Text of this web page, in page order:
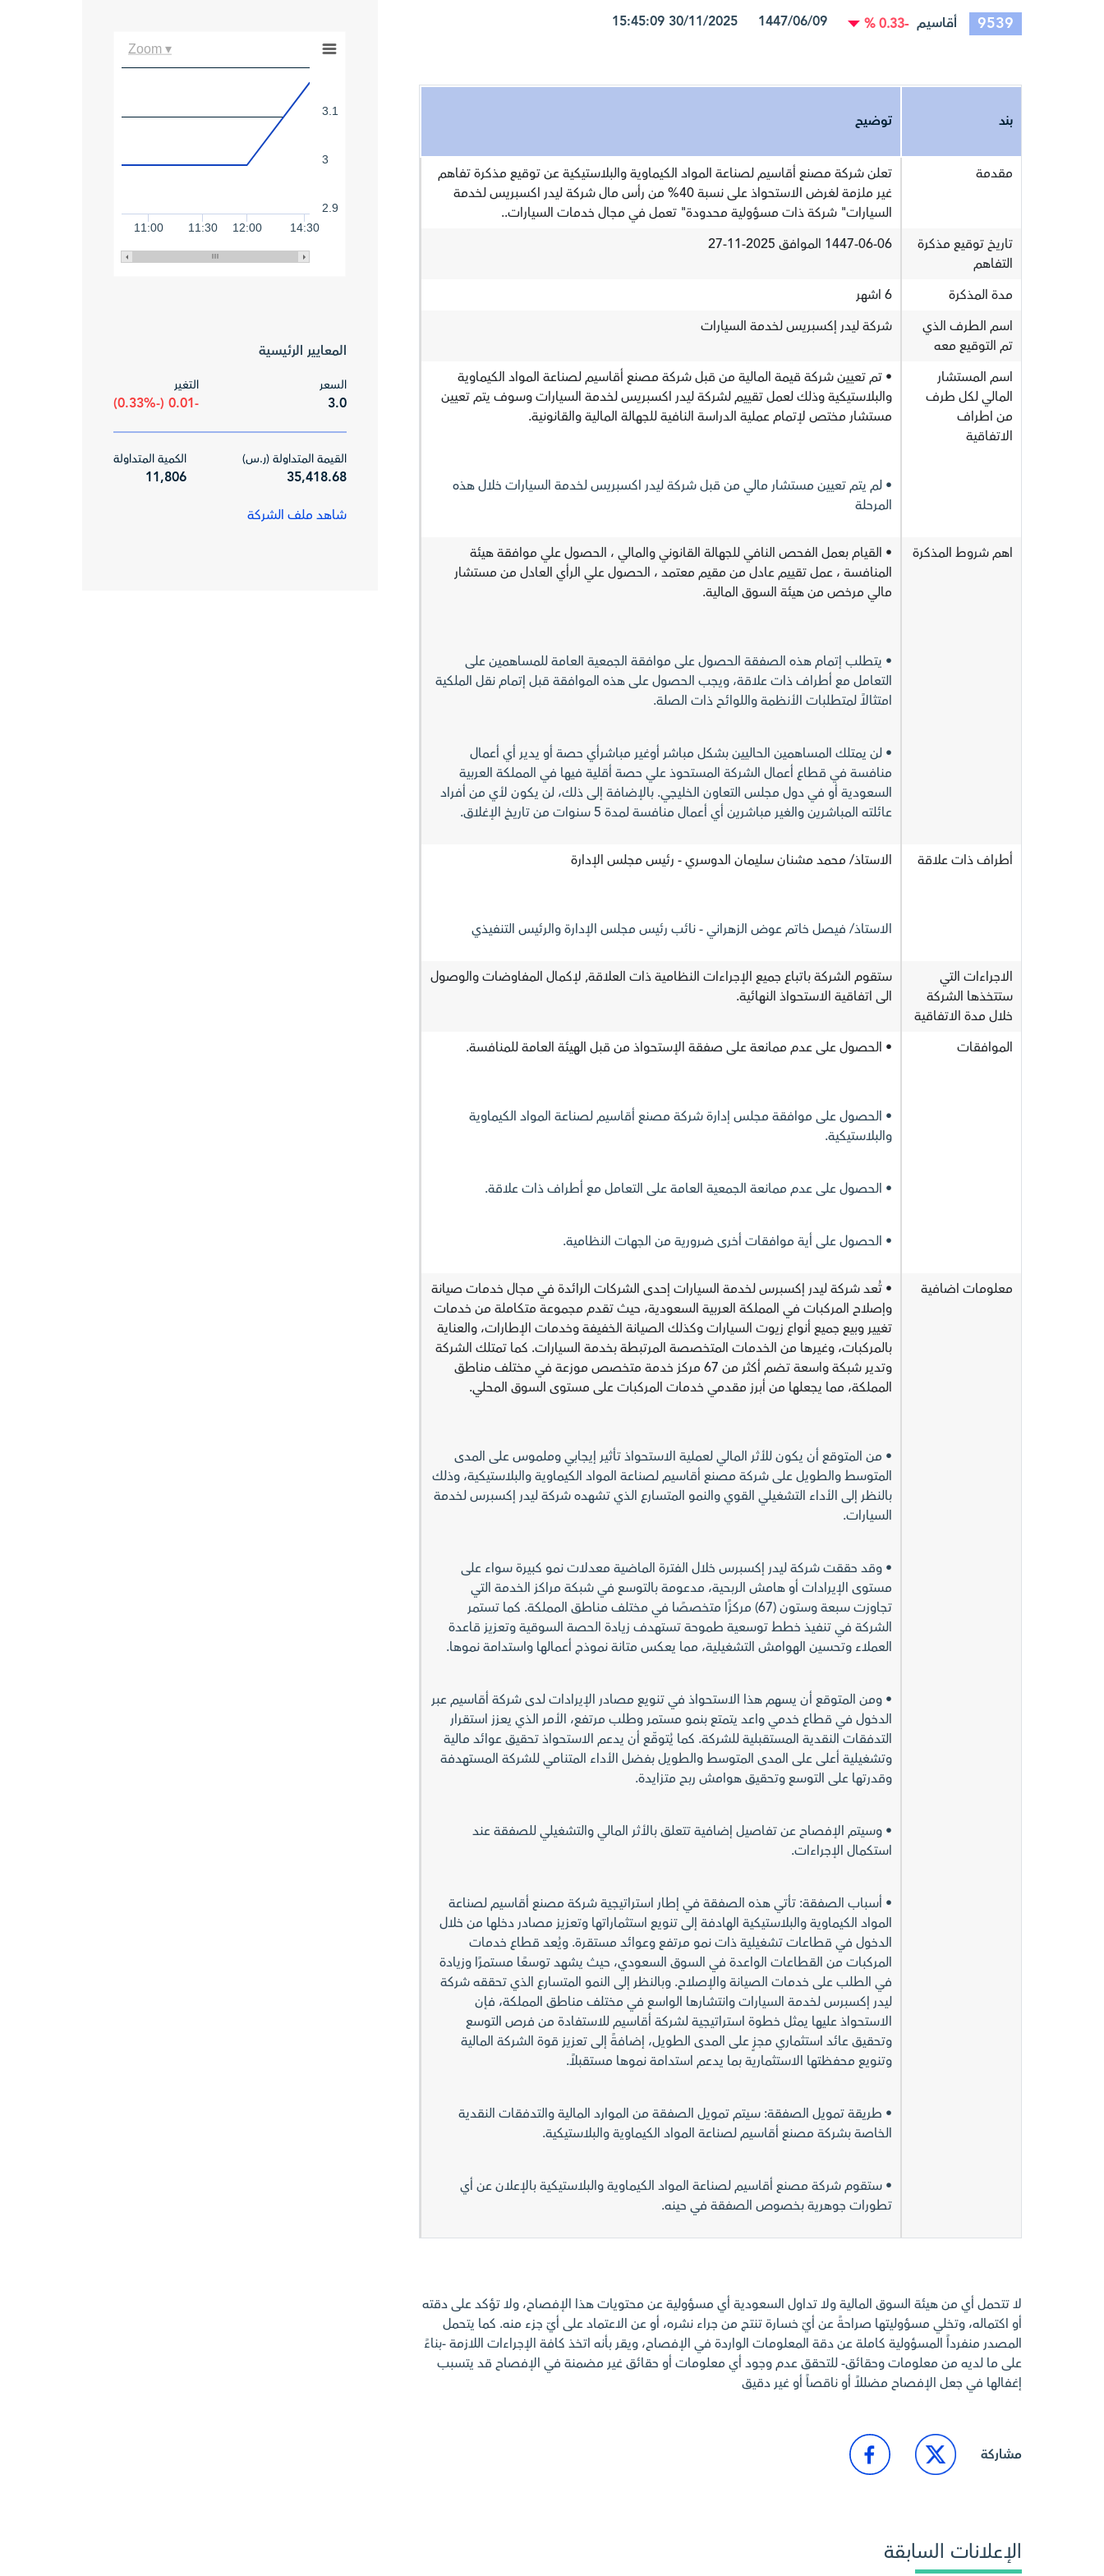
9539 أقاسيم -0.33 %
1447/06/09 30/11/2025 15:45:09
بند توضيح
مقدمة
تعلن شركة مصنع أقاسيم لصناعة المواد الكيماوية والبلاستيكية عن توقيع مذكرة تفاهم
غير ملزمة لغرض الاستحواذ على نسبة 40% من رأس مال شركة ليدر اكسبريس لخدمة
السيارات" شركة ذات مسؤولية محدودة" تعمل في مجال خدمات السيارات..
تاريخ توقيع مذكرة
التفاهم
1447-06-06 الموافق 2025-11-27
مدة المذكرة
6 اشهر
اسم الطرف الذي
تم التوقيع معه
شركة ليدر إكسبريس لخدمة السيارات
اسم المستشار
المالي لكل طرف
من اطراف
الاتفاقية
• تم تعيين شركة قيمة المالية من قبل شركة مصنع أقاسيم لصناعة المواد الكيماوية
والبلاستيكية وذلك لعمل تقييم لشركة ليدر اكسبريس لخدمة السيارات وسوف يتم تعيين
مستشار مختص لإتمام عملية الدراسة النافية للجهالة المالية والقانونية.
• لم يتم تعيين مستشار مالي من قبل شركة ليدر اكسبريس لخدمة السيارات خلال هذه
المرحلة
اهم شروط المذكرة
• القيام بعمل الفحص النافي للجهالة القانوني والمالي ، الحصول علي موافقة هيئة
المنافسة ، عمل تقييم عادل من مقيم معتمد ، الحصول علي الرأي العادل من مستشار
مالي مرخص من هيئة السوق المالية.
• يتطلب إتمام هذه الصفقة الحصول على موافقة الجمعية العامة للمساهمين على
التعامل مع أطراف ذات علاقة، ويجب الحصول على هذه الموافقة قبل إتمام نقل الملكية
امتثالاً لمتطلبات الأنظمة واللوائح ذات الصلة.
• لن یمتلك المساھمين الحاليين بشكل مباشر أوغیر مباشرأي حصة أو یدیر أي أعمال
منافسة في قطاع أعمال الشركة المستحوذ علي حصة أقلية فيها في المملكة العربیة
السعودیة أو في دول مجلس التعاون الخلیجي. بالإضافة إلى ذلك، لن یكون لأي من أفراد
عائلته المباشرین والغیر مباشرین أي أعمال منافسة لمدة 5 سنوات من تاریخ الإغلاق.
أطراف ذات علاقة الاستاذ/ محمد مشنان سليمان الدوسري - رئيس مجلس الإدارة
الاستاذ/ فيصل خاتم عوض الزهراني - نائب رئيس مجلس الإدارة والرئيس التنفيذي
الاجراءات التي
ستتخذها الشركة
خلال مدة الاتفاقية
ستقوم الشركة باتباع جميع الإجراءات النظامية ذات العلاقة, لإكمال المفاوضات والوصول
الى اتفاقية الاستحواذ النهائية.
الموافقات • الحصول على عدم ممانعة على صفقة الإستحواذ من قبل الهيئة العامة للمنافسة.
• الحصول على موافقة مجلس إدارة شركة مصنع أقاسيم لصناعة المواد الكيماوية
والبلاستيكية.
• الحصول على عدم ممانعة الجمعية العامة على التعامل مع أطراف ذات علاقة.
• الحصول على أية موافقات أخرى ضرورية من الجهات النظامية.
معلومات اضافية
• تُعد شركة ليدر إكسبرس لخدمة السيارات إحدى الشركات الرائدة في مجال خدمات صيانة
وإصلاح المركبات في المملكة العربية السعودية، حيث تقدم مجموعة متكاملة من خدمات
تغيير وبيع جميع أنواع زيوت السيارات وكذلك الصيانة الخفيفة وخدمات الإطارات، والعناية
بالمركبات، وغيرها من الخدمات المتخصصة المرتبطة بخدمة السيارات. كما تمتلك الشركة
وتدير شبكة واسعة تضم أكثر من 67 مركز خدمة متخصص موزعة في مختلف مناطق
المملكة، مما يجعلها من أبرز مقدمي خدمات المركبات على مستوى السوق المحلي.
• من المتوقع أن يكون للأثر المالي لعملية الاستحواذ تأثير إيجابي وملموس على المدى
المتوسط والطويل على شركة مصنع أقاسيم لصناعة المواد الكيماوية والبلاستيكية، وذلك
بالنظر إلى الأداء التشغيلي القوي والنمو المتسارع الذي تشهده شركة ليدر إكسبرس لخدمة
السيارات.
• وقد حققت شركة ليدر إكسبرس خلال الفترة الماضية معدلات نمو كبيرة سواء على
مستوى الإيرادات أو هامش الربحية، مدعومة بالتوسع في شبكة مراكز الخدمة التي
تجاوزت سبعة وستون (67) مركزًا متخصصًا في مختلف مناطق المملكة. كما تستمر
الشركة في تنفيذ خطط توسعية طموحة تستهدف زيادة الحصة السوقية وتعزيز قاعدة
العملاء وتحسين الهوامش التشغيلية، مما يعكس متانة نموذج أعمالها واستدامة نموها.
• ومن المتوقع أن يسهم هذا الاستحواذ في تنويع مصادر الإيرادات لدى شركة أقاسيم عبر
الدخول في قطاع خدمي واعد يتمتع بنمو مستمر وطلب مرتفع، الأمر الذي يعزز استقرار
التدفقات النقدية المستقبلية للشركة. كما يُتوقّع أن يدعم الاستحواذ تحقيق عوائد مالية
وتشغيلية أعلى على المدى المتوسط والطويل بفضل الأداء المتنامي للشركة المستهدفة
وقدرتها على التوسع وتحقيق هوامش ربح متزايدة.
• وسيتم الإفصاح عن تفاصيل إضافية تتعلق بالأثر المالي والتشغيلي للصفقة عند
استكمال الإجراءات.
• أسباب الصفقة: تأتي هذه الصفقة في إطار استراتيجية شركة مصنع أقاسيم لصناعة
المواد الكيماوية والبلاستيكية الهادفة إلى تنويع استثماراتها وتعزيز مصادر دخلها من خلال
الدخول في قطاعات تشغيلية ذات نمو مرتفع وعوائد مستقرة. ويُعد قطاع خدمات
المركبات من القطاعات الواعدة في السوق السعودي، حيث يشهد توسعًا مستمرًا وزيادة
في الطلب على خدمات الصيانة والإصلاح. وبالنظر إلى النمو المتسارع الذي تحققه شركة
ليدر إكسبرس لخدمة السيارات وانتشارها الواسع في مختلف مناطق المملكة، فإن
الاستحواذ عليها يمثل خطوة استراتيجية لشركة أقاسيم للاستفادة من فرص التوسع
وتحقيق عائد استثماري مجزٍ على المدى الطويل، إضافةً إلى تعزيز قوة الشركة المالية
وتنويع محفظتها الاستثمارية بما يدعم استدامة نموها مستقبلاً.
• طريقة تمويل الصفقة: سيتم تمويل الصفقة من الموارد المالية والتدفقات النقدية
الخاصة بشركة مصنع أقاسيم لصناعة المواد الكيماوية والبلاستيكية.
• ستقوم شركة مصنع أقاسيم لصناعة المواد الكيماوية والبلاستيكية بالإعلان عن أي
تطورات جوهرية بخصوص الصفقة في حينه.
لا تتحمل أي من هيئة السوق المالية ولا تداول السعودية أي مسؤولية عن محتويات هذا الإفصاح، ولا تؤكد على دقته
أو اكتماله، وتخلي مسؤوليتها صراحةً عن أيّ خسارة تنتج من جراء نشره، أو عن الاعتماد على أيّ جزء منه. كما يتحمل
المصدر منفرداً المسؤولية كاملة عن دقة المعلومات الواردة في الإفصاح، ويقر بأنه اتخذ كافة الإجراءات اللازمة -بناءً
على ما لديه من معلومات وحقائق- للتحقق عدم وجود أي معلومات أو حقائق غير مضمنة في الإفصاح قد يتسبب
إغفالها في جعل الإفصاح مضللاً أو ناقصاً أو غير دقيق
مشاركة
الإعلانات السابقة
11:00 11:30 12:00 14:30
3
3.1
2.9
Zoom ▾
المعايير الرئيسية
السعر
3.0
التغير
-0.01 (-0.33%)
القيمة المتداولة (ر.س)
35,418.68
الكمية المتداولة
11,806
شاهد ملف الشركة